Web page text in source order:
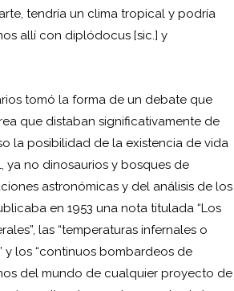
tendría un clima tropical y podría
allí con diplódocus [sic.] y
tomó la forma de un debate que
que distaban significativamente de
la posibilidad de la existencia de vida
ya no dinosaurios y bosques de
astronómicas y del análisis de los
en 1953 una nota titulada “Los
las “temperaturas infernales o
y los “continuos bombardeos de
del mundo de cualquier proyecto de